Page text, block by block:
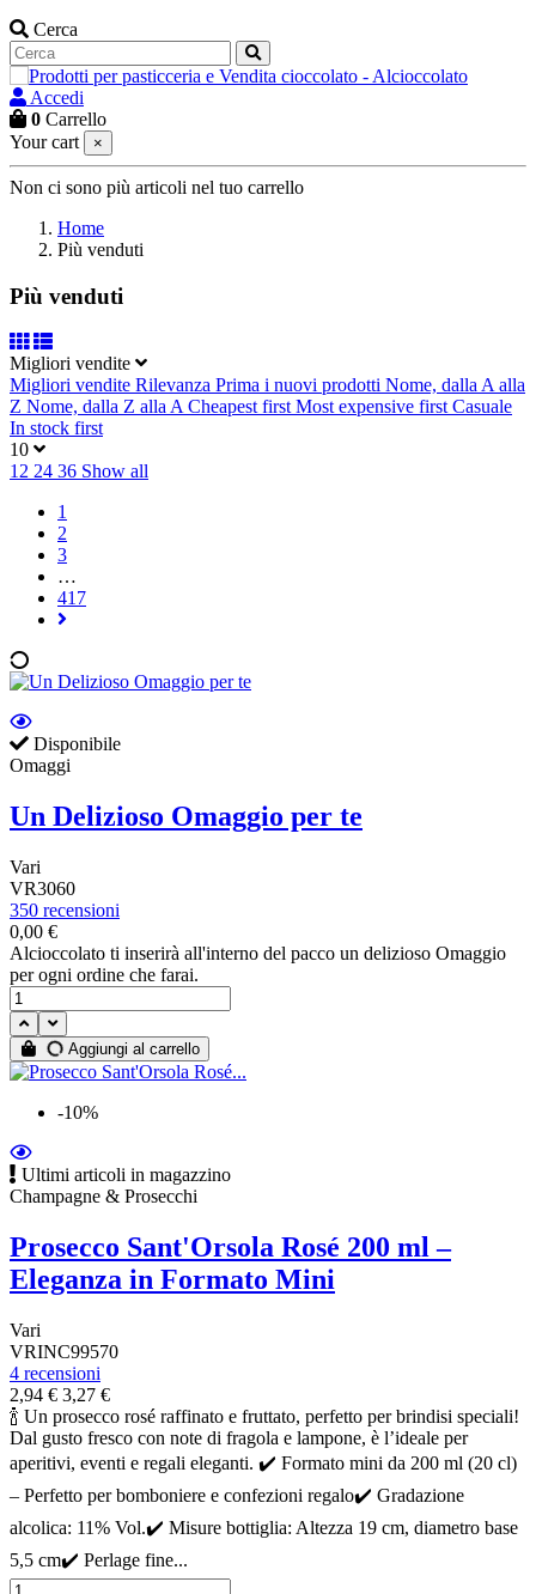
Cerca
Accedi
0 Carrello
Your cart
×
Non ci sono più articoli nel tuo carrello
Home
Più venduti
Più venduti
Migliori vendite
Migliori vendite Rilevanza Prima i nuovi prodotti Nome, dalla A alla
Z Nome, dalla Z alla ACheapest firstMost expensive firstCasuale
In stock first
10
12 24 36 Show all
1
2
3
…
417
Disponibile
Omaggi
Un Delizioso Omaggio per te
Vari
VR3060
350 recensioni
0,00 €
Alcioccolato ti inserirà all'interno del pacco un delizioso Omaggio
per ogni ordine che farai.
Aggiungi al carrello
-10%
Ultimi articoli in magazzino
Champagne & Prosecchi
Prosecco Sant'Orsola Rosé 200 ml –
Eleganza in Formato Mini
Vari
VRINC99570
4 recensioni
2,94 € 3,27 €
🍾 Un prosecco rosé raffinato e fruttato, perfetto per brindisi speciali!
Dal gusto fresco con note di fragola e lampone, è l’ideale per
aperitivi, eventi e regali eleganti. ✔️ Formato mini da 200 ml (20 cl)
– Perfetto per bomboniere e confezioni regalo✔️ Gradazione
alcolica: 11% Vol.✔️ Misure bottiglia: Altezza 19 cm, diametro base
5,5 cm✔️ Perlage fine...